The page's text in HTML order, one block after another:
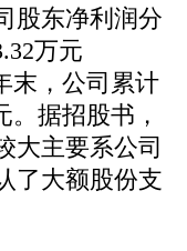
股东净利润分
万元
末，公司累计
。据招股书，
大主要系公司
了大额股份支